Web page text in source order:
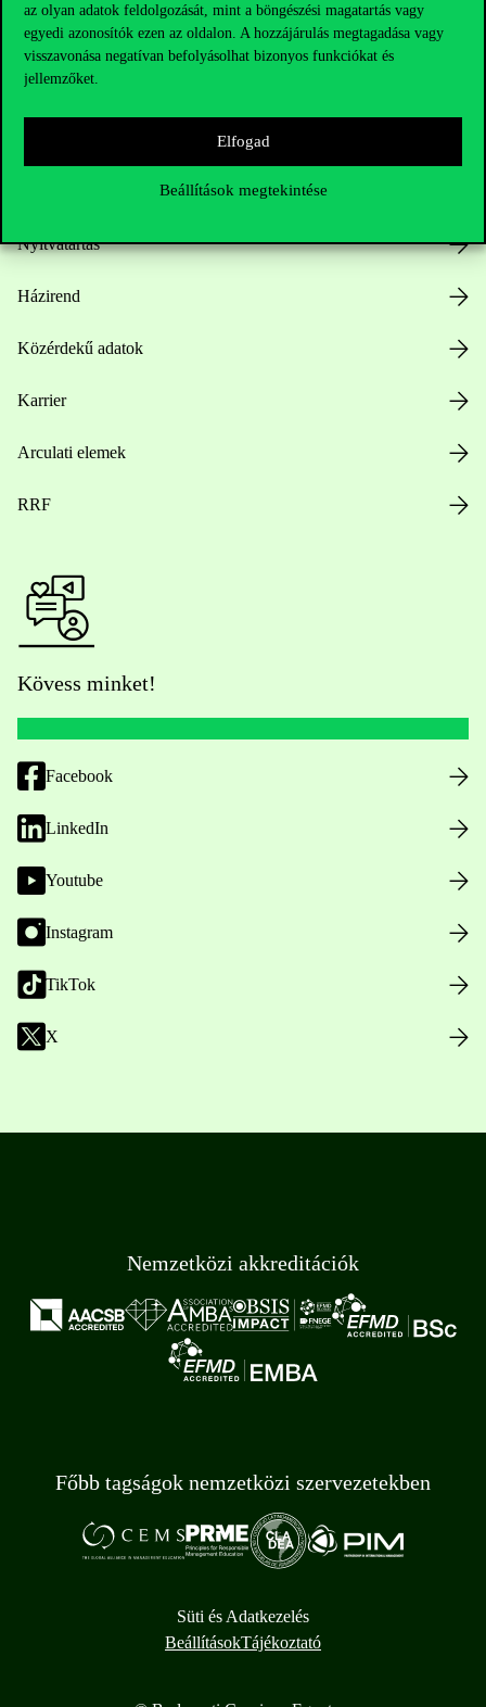
az olyan adatok feldolgozását, mint a böngészési magatartás vagy
egyedi azonosítók ezen az oldalon. A hozzájárulás megtagadása vagy
visszavonása negatívan befolyásolhat bizonyos funkciókat és
jellemzőket.
Elfogad
Beállítások megtekintése
Nyitvatartás
Házirend
Közérdekű adatok
Karrier
Arculati elemek
RRF
Kövess minket!
Facebook
LinkedIn
Youtube
Instagram
TikTok
X
Nemzetközi akkreditációk
Főbb tagságok nemzetközi szervezetekben
Süti és Adatkezelés
BeállításokTájékoztató